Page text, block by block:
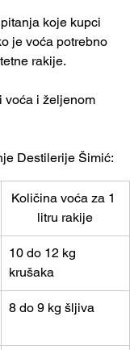
koje kupci
je voća potrebno
rakije.
voća i željenom
Destilerije Šimić:
Količina voća za 1
litru rakije
10 do 12 kg
krušaka
8 do 9 kg šljiva